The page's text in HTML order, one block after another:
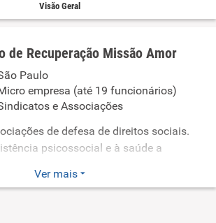
Visão Geral
de Recuperação Missão Amor
Paulo
empresa (até 19 funcionários)
e Associações
de defesa de direitos sociais.
psicossocial e à saúde a
e grupos similares não especificadas
Ver mais